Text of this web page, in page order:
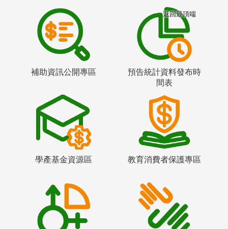
補助資訊公開專區
預告統計資料發布時
間表
學產基金資源區 教育消費者保護專區
返回最頂端